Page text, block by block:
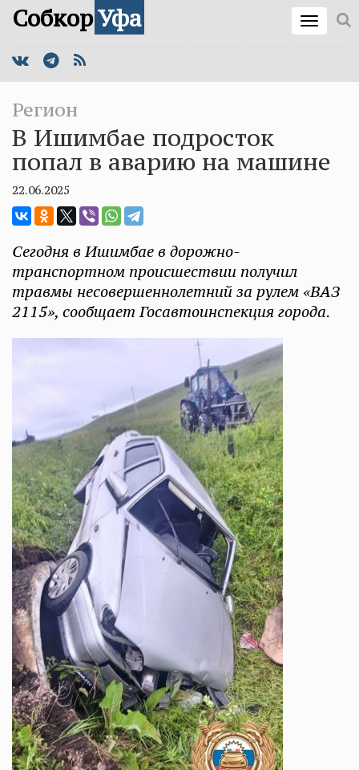
СобкорУфа
Регион
В Ишимбае подросток
попал в аварию на машине
22.06.2025
Сегодня в Ишимбае в дорожно-
транспортном происшествии получил
травмы несовершеннолетний за рулем «ВАЗ
2115», сообщает Госавтоинспекция города.